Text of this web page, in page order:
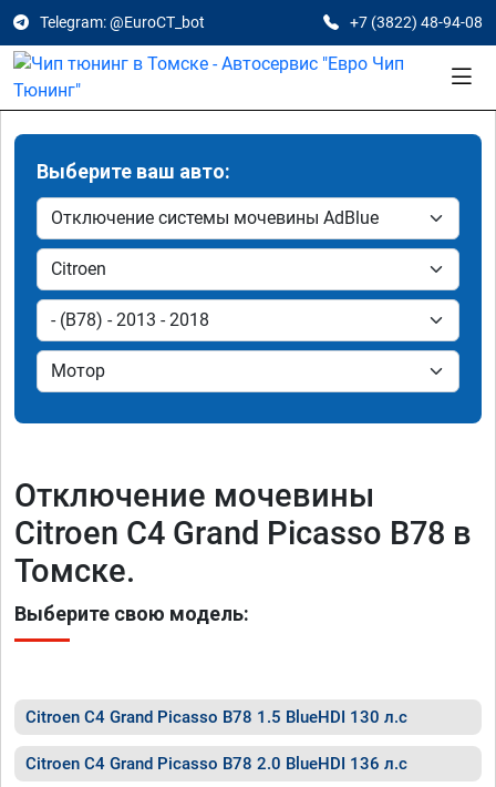
Telegram: @EuroCT_bot +7 (3822) 48-94-08
Выберите ваш авто:
Отключение мочевины
Citroen C4 Grand Picasso B78 в
Томске.
Выберите свою модель:
Citroen C4 Grand Picasso B78 1.5 BlueHDI 130 л.с
Citroen C4 Grand Picasso B78 2.0 BlueHDI 136 л.с